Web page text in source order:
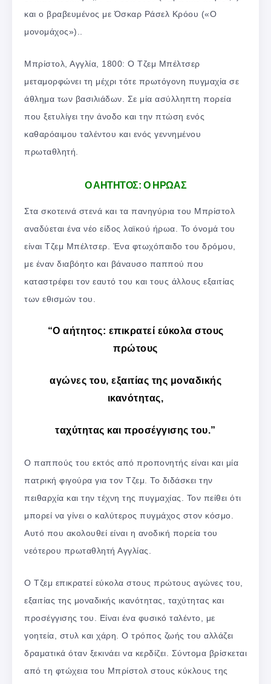
και ο βραβευμένος με Όσκαρ Ράσελ Κρόου («Ο
μονομάχος»)..
Μπρίστολ, Αγγλία, 1800: Ο Τζεμ Μπέλτσερ
μεταμορφώνει τη μέχρι τότε πρωτόγονη πυγμαχία σε
άθλημα των βασιλιάδων. Σε μία ασύλληπτη πορεία
που ξετυλίγει την άνοδο και την πτώση ενός
καθαρόαιμου ταλέντου και ενός γεννημένου
πρωταθλητή.
Ο ΑΗΤΗΤΟΣ: Ο ΗΡΩΑΣ
Στα σκοτεινά στενά και τα πανηγύρια του Μπρίστολ
αναδύεται ένα νέο είδος λαϊκού ήρωα. Το όνομά του
είναι Τζεμ Μπέλτσερ. Ένα φτωχόπαιδο του δρόμου,
με έναν διαβόητο και βάναυσο παππού που
καταστρέφει τον εαυτό του και τους άλλους εξαιτίας
των εθισμών του.
“Ο αήτητος: επικρατεί εύκολα στους
πρώτους
αγώνες του, εξαιτίας της μοναδικής
ικανότητας,
ταχύτητας και προσέγγισης του.”
Ο παππούς του εκτός από προπονητής είναι και μία
πατρική φιγούρα για τον Τζεμ. Το διδάσκει την
πειθαρχία και την τέχνη της πυγμαχίας. Τον πείθει ότι
μπορεί να γίνει ο καλύτερος πυγμάχος στον κόσμο.
Αυτό που ακολουθεί είναι η ανοδική πορεία του
νεότερου πρωταθλητή Αγγλίας.
Ο Τζεμ επικρατεί εύκολα στους πρώτους αγώνες του,
εξαιτίας της μοναδικής ικανότητας, ταχύτητας και
προσέγγισης του. Είναι ένα φυσικό ταλέντο, με
γοητεία, στυλ και χάρη. Ο τρόπος ζωής του αλλάζει
δραματικά όταν ξεκινάει να κερδίζει. Σύντομα βρίσκεται
από τη φτώχεια του Μπρίστολ στους κύκλους της